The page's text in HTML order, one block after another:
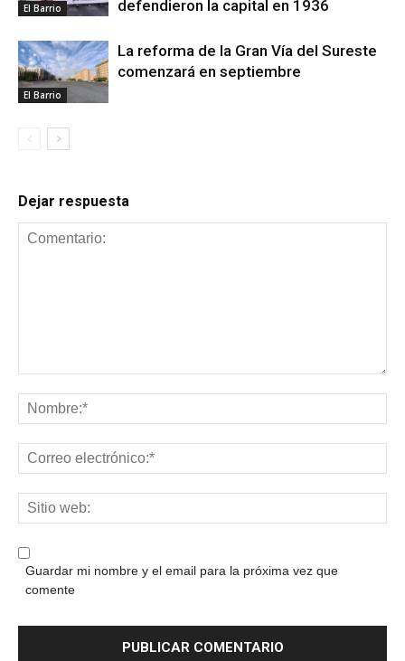
El Barrio defendieron la capital en 1936
El Barrio
La reforma de la Gran Vía del Sureste
comenzará en septiembre
Dejar respuesta
Guardar mi nombre y el email para la próxima vez que
comente